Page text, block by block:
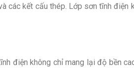
các kết cấu thép. Lớp sơn tĩnh điện
điện không chỉ mang lại độ bền